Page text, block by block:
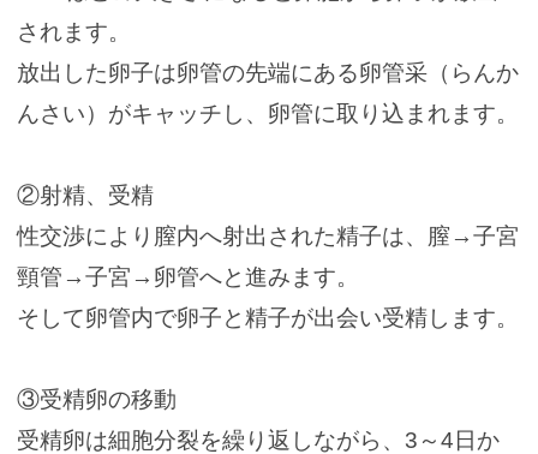
されます。
放出した卵子は卵管の先端にある卵管采（らんか
んさい）がキャッチし、卵管に取り込まれます。
②射精、受精
性交渉により膣内へ射出された精子は、膣→子宮
頸管→子宮→卵管へと進みます。
そして卵管内で卵子と精子が出会い受精します。
③受精卵の移動
受精卵は細胞分裂を繰り返しながら、3～4日か